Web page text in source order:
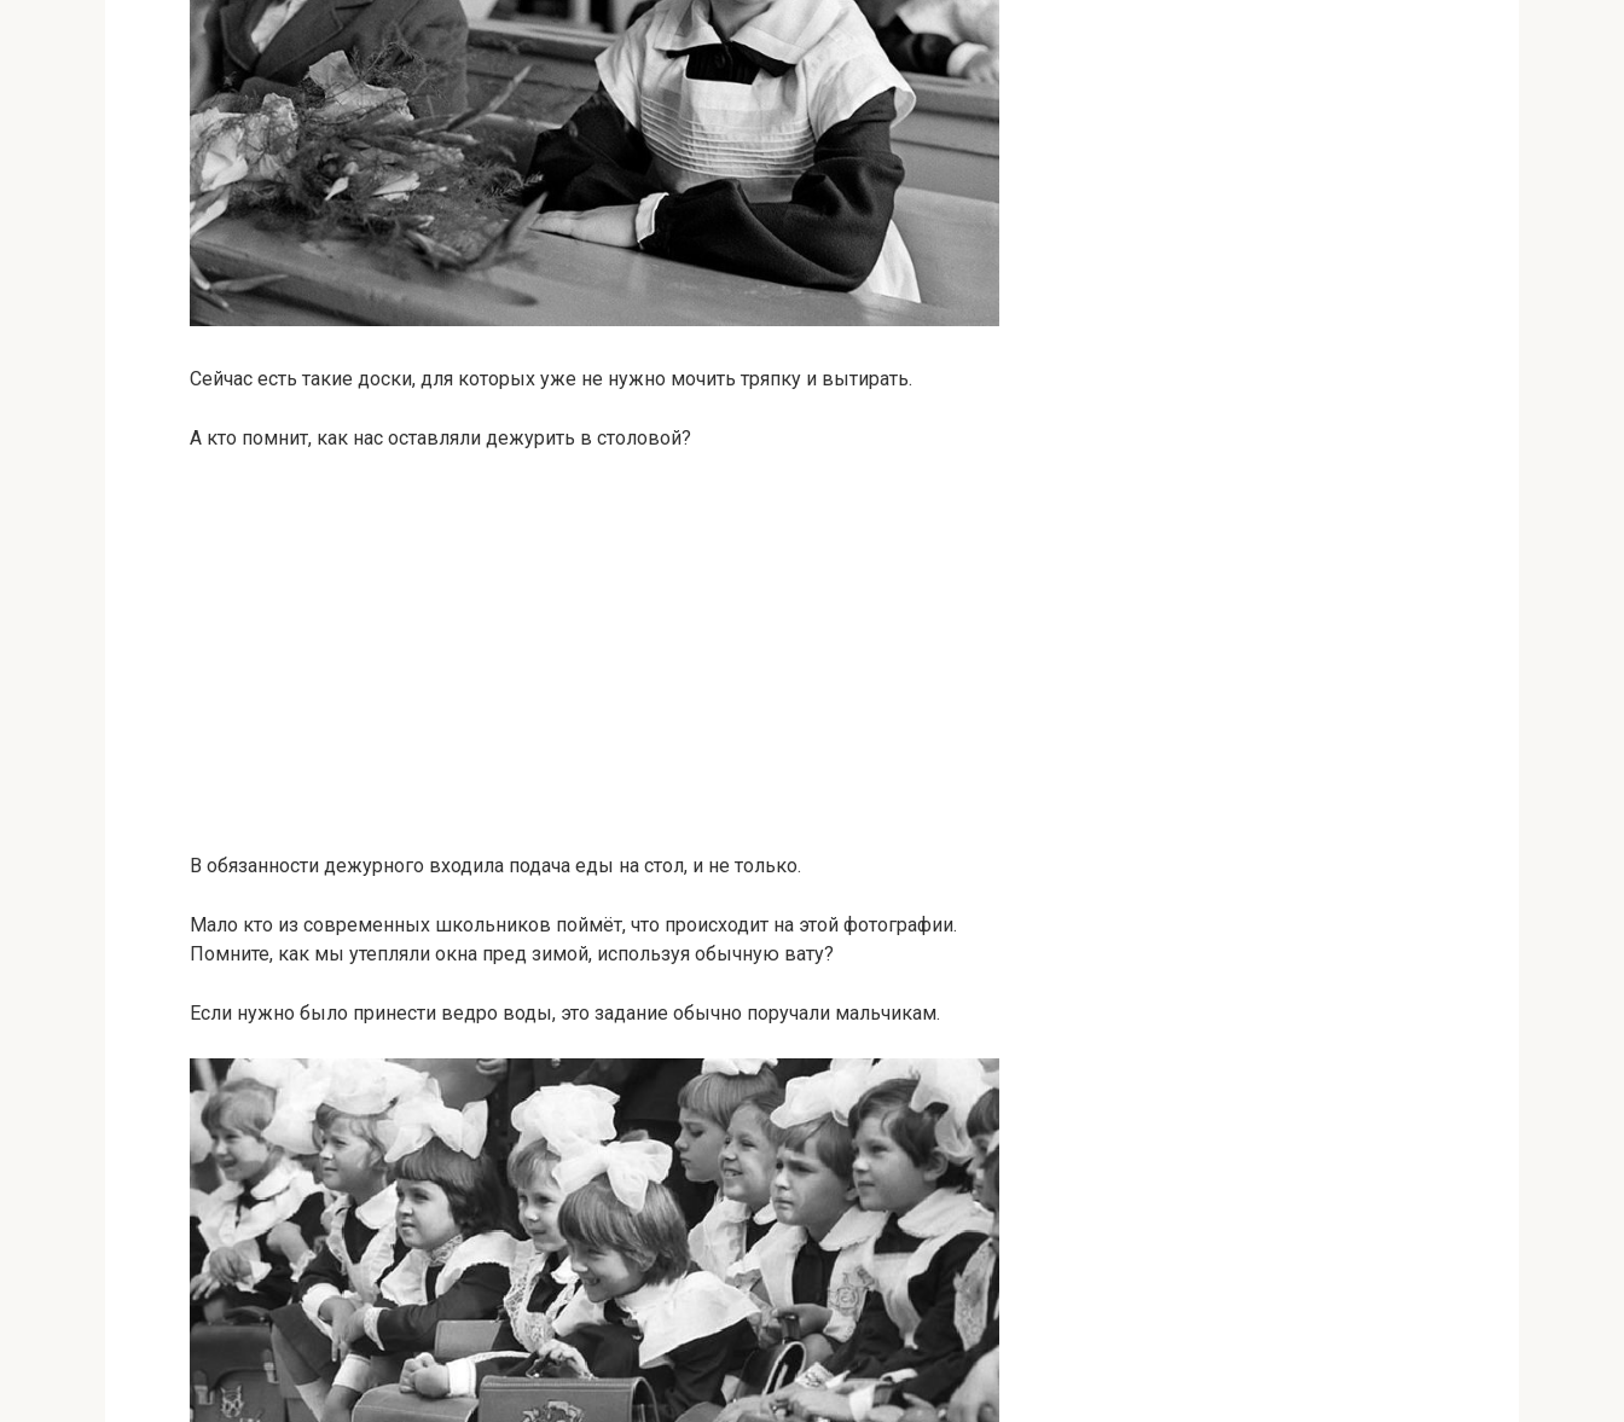
Сейчас есть такие доски, для которых уже не нужно мочить тряпку и вытирать.
А кто помнит, как нас оставляли дежурить в столовой?
В обязанности дежурного входила подача еды на стол, и не только.
Мало кто из современных школьников поймёт, что происходит на этой фотографии.
Помните, как мы утепляли окна пред зимой, используя обычную вату?
Если нужно было принести ведро воды, это задание обычно поручали мальчикам.